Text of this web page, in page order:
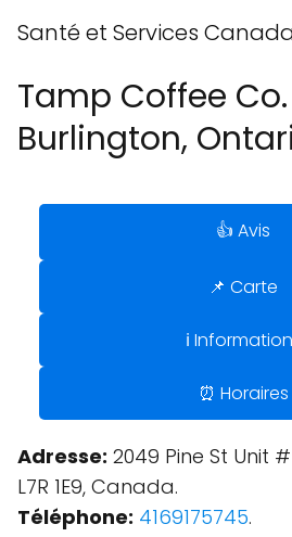
Santé et Services
Tamp Coffee
Burlington,
👍 Avis
📌 Carte
ℹ️
⏰ Horaires
Adresse: 2049 Pine St Unit
L7R 1E9, Canada.
Téléphone: 4169175745.